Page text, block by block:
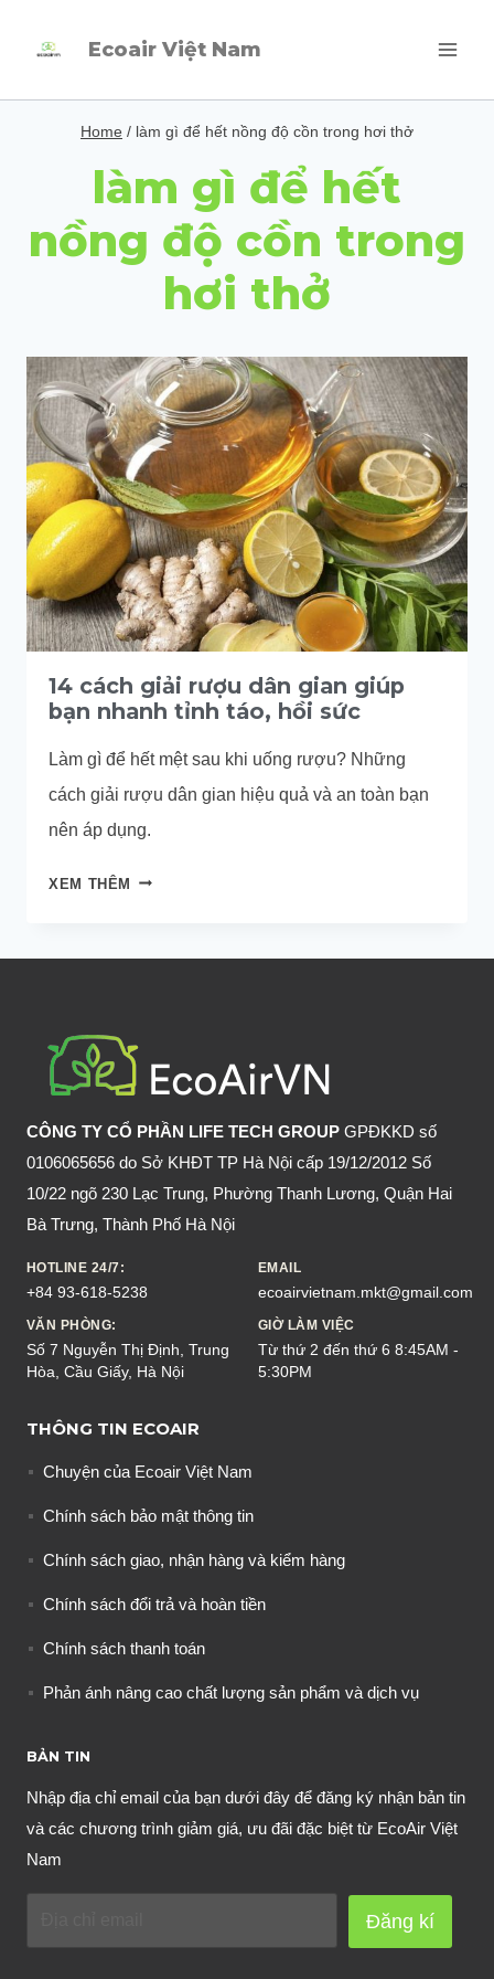
Ecoair Việt Nam
Home / làm gì để hết nồng độ cồn trong hơi thở
làm gì để hết
nồng độ cồn trong
hơi thở
14 cách giải rượu dân gian giúp
bạn nhanh tỉnh táo, hồi sức
Làm gì để hết mệt sau khi uống rượu? Những
cách giải rượu dân gian hiệu quả và an toàn bạn
nên áp dụng.
XEM THÊM 14
RƯỢU
GIÚP
BẠN
NHANH
TỈNH
TÁO,
CÔNG TY CỔ PHẦN LIFE TECH GROUP GPĐKKD số
0106065656 do Sở KHĐT TP Hà Nội cấp 19/12/2012 Số
10/22 ngõ 230 Lạc Trung, Phường Thanh Lương, Quận Hai
Bà Trưng, Thành Phố Hà Nội
HOTLINE 24/7:
+84 93-618-5238
EMAIL
ecoairvietnam.mkt@gmail.com
VĂN PHÒNG:
Số 7 Nguyễn Thị Định, Trung
Hòa, Cầu Giấy, Hà Nội
GIỜ LÀM VIỆC
Từ thứ 2 đến thứ 6 8:45AM -
5:30PM
THÔNG TIN ECOAIR
Chuyện của Ecoair Việt Nam
Chính sách bảo mật thông tin
Chính sách giao, nhận hàng và kiểm hàng
Chính sách đổi trả và hoàn tiền
Chính sách thanh toán
Phản ánh nâng cao chất lượng sản phẩm và dịch vụ
BẢN TIN
Nhập địa chỉ email của bạn dưới đây để đăng ký nhận bản tin
và các chương trình giảm giá, ưu đãi đặc biệt từ EcoAir Việt
Nam
Đăng kí